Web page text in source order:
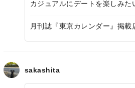
カジュアルにデートを楽しみた
月刊誌『東京カレンダー』掲載
sakashita